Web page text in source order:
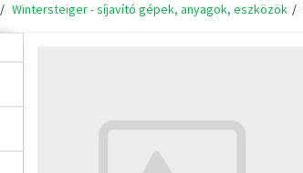
Wintersteiger - síjavító gépek, anyagok, eszközök